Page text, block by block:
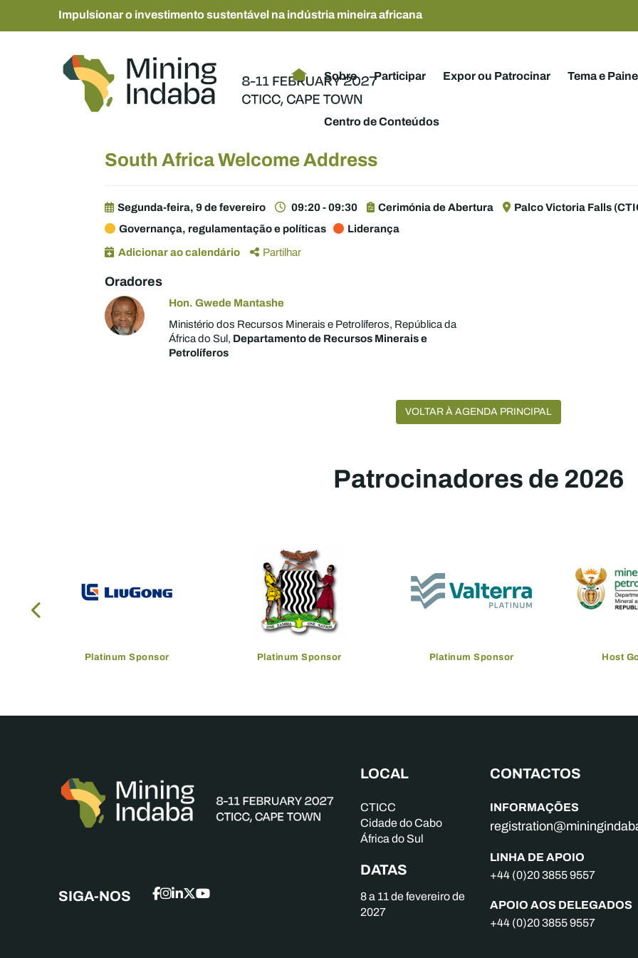
Impulsionar o investimento sustentável na indústria mineira africana
Sobre Participar Expor ou Patrocinar Tema e
Centro de Conteúdos
South Africa Welcome Address
Segunda-feira, 9 de fevereiro 09:20 - 09:30 Cerimónia de Abertura
Palco Victoria Falls
Governança, regulamentação e políticas
Liderança
Adicionar ao calendário
Partilhar
Oradores
Hon. Gwede Mantashe
Ministério dos Recursos Minerais e Petrolíferos, República da
África do Sul, Departamento de Recursos Minerais e
Petrolíferos
VOLTAR À AGENDA PRINCIPAL
Patrocinadores de 2026
Platinum Sponsor Platinum Sponsor Platinum Sponsor Host
LOCAL
CTICC
Cidade do Cabo
África do Sul
DATAS
8 a 11 de fevereiro de
2027
CONTACTOS
INFORMAÇÕES
LINHA DE APOIO
+44 (0)20 3855 9557
APOIO AOS DELEGADOS
+44 (0)20 3855 9557
SIGA-NOS